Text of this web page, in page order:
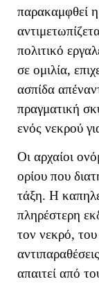
παρακαμφθεί
πολιτικό
σε ομιλία,
ασπίδα
πραγματική
ενός νεκρού
Οι αρχαίοι
ορίου που
τάξη. Η
πληρέστερη
τον νεκρό, του
απαιτεί από